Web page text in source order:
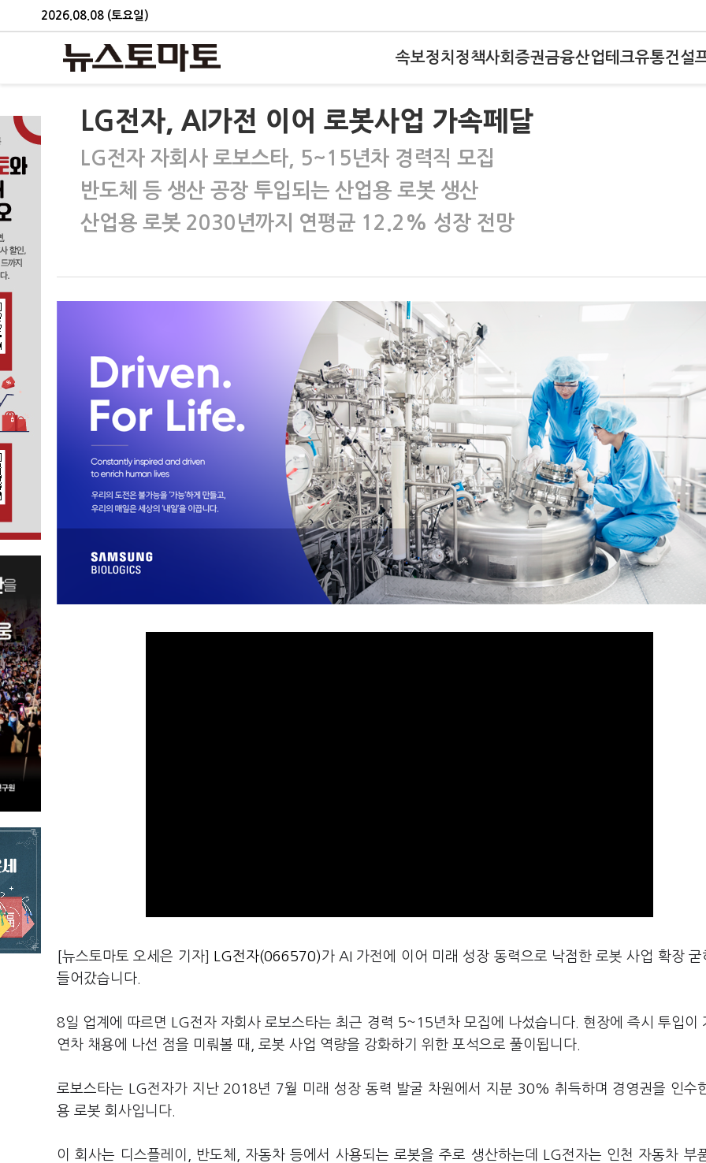
2026.08.08 (토요일)
속보정치 정책사회 증권금융산업테크유통건설
LG전자, AI가전 이어 로봇사업 가속페달
LG전자 자회사 로보스타, 5~15년차 경력직 모집
반도체 등 생산 공장 투입되는 산업용 로봇 생산
산업용 로봇 2030년까지 연평균 12.2% 성장 전망
[뉴스토마토 오세은 기자] LG전자(066570)가 AI 가전에 이어 미래 성장 동력으로 낙점한 로봇 사업 확장 굳
들어갔습니다.
8일 업계에 따르면 LG전자 자회사 로보스타는 최근 경력 5~15년차 모집에 나섰습니다. 현장에 즉시 투입이
연차 채용에 나선 점을 미뤄볼 때, 로봇 사업 역량을 강화하기 위한 포석으로 풀이됩니다.
로보스타는 LG전자가 지난 2018년 7월 미래 성장 동력 발굴 차원에서 지분 30% 취득하며 경영권을 인수
용 로봇 회사입니다.
이 회사는 디스플레이, 반도체, 자동차 등에서 사용되는 로봇을 주로 생산하는데 LG전자는 인천 자동차 부